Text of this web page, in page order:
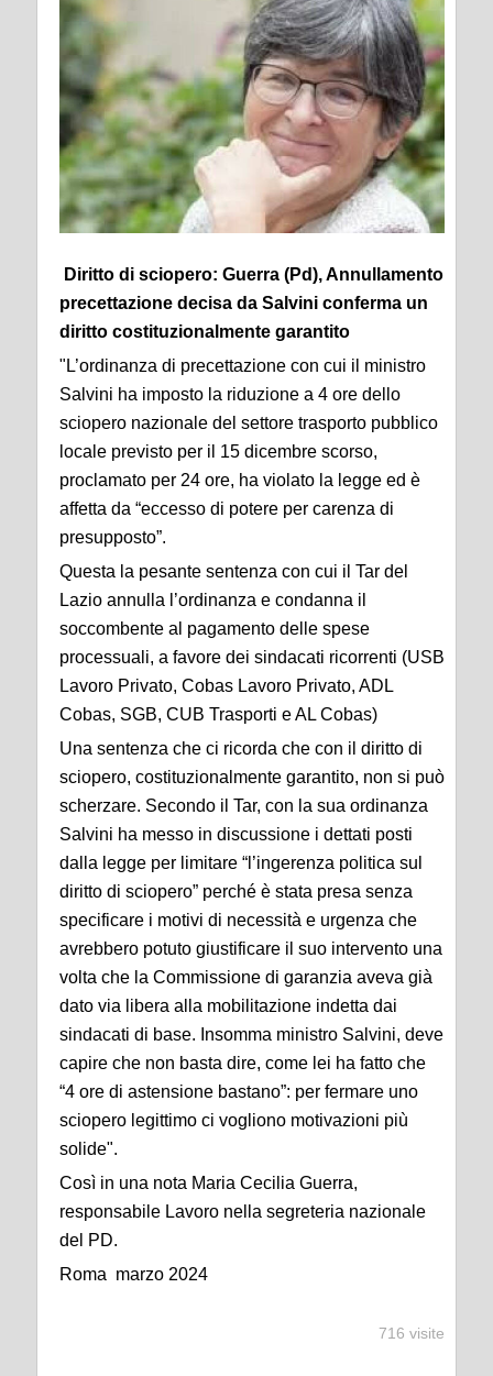
Diritto di sciopero: Guerra (Pd), Annullamento
precettazione decisa da Salvini conferma un
diritto costituzionalmente garantito
"L’ordinanza di precettazione con cui il ministro
Salvini ha imposto la riduzione a 4 ore dello
sciopero nazionale del settore trasporto pubblico
locale previsto per il 15 dicembre scorso,
proclamato per 24 ore, ha violato la legge ed è
affetta da “eccesso di potere per carenza di
presupposto”.
Questa la pesante sentenza con cui il Tar del
Lazio annulla l’ordinanza e condanna il
soccombente al pagamento delle spese
processuali, a favore dei sindacati ricorrenti (USB
Lavoro Privato, Cobas Lavoro Privato, ADL
Cobas, SGB, CUB Trasporti e AL Cobas)
Una sentenza che ci ricorda che con il diritto di
sciopero, costituzionalmente garantito, non si può
scherzare. Secondo il Tar, con la sua ordinanza
Salvini ha messo in discussione i dettati posti
dalla legge per limitare “l’ingerenza politica sul
diritto di sciopero” perché è stata presa senza
specificare i motivi di necessità e urgenza che
avrebbero potuto giustificare il suo intervento una
volta che la Commissione di garanzia aveva già
dato via libera alla mobilitazione indetta dai
sindacati di base. Insomma ministro Salvini, deve
capire che non basta dire, come lei ha fatto che
“4 ore di astensione bastano”: per fermare uno
sciopero legittimo ci vogliono motivazioni più
solide".
Così in una nota Maria Cecilia Guerra,
responsabile Lavoro nella segreteria nazionale
del PD.
Roma marzo 2024
716 visite